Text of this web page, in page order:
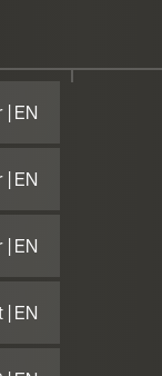
EN
EN
EN
EN